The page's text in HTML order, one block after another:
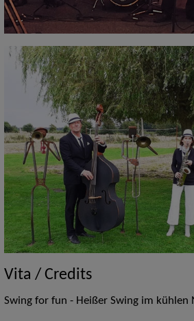
Vita / Credits
Swing for fun - Heißer Swing im kühlen